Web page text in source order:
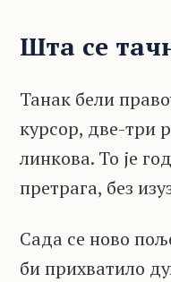
Шта се
Танак бели
курсор, две-три
линкова. То је
претрага, без
Сада се ново
би прихватило